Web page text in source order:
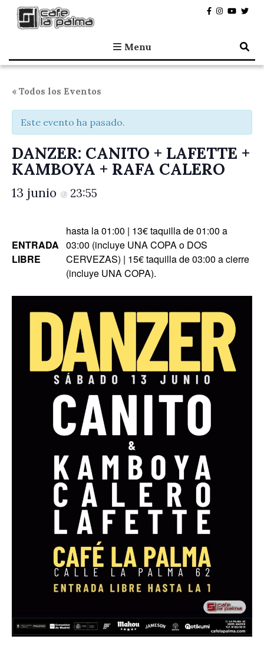
Café la Palma
Programando música en directo en Madrid, desde 1995.
Menu
« Todos los Eventos
Este evento ha pasado.
DANZER: CANITO + LAFETTE +
KAMBOYA + RAFA CALERO
13 junio @ 23:55
ENTRADA
LIBRE
hasta la 01:00 | 13€ taquilla de 01:00 a
03:00 (incluye UNA COPA o DOS
CERVEZAS) | 15€ taquilla de 03:00 a cierre
(incluye UNA COPA).